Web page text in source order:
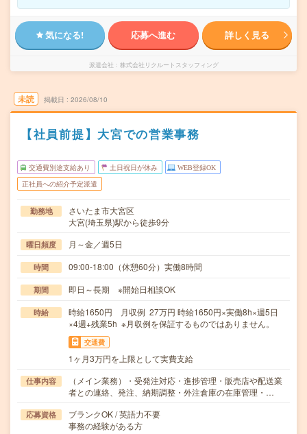
気になる! 応募へ進む 詳しく見る
派遣会社 株式会社リクルートスタッフィング
未読 掲載日 2026/08/10
【社員前提】大宮での営業事務
交通費別途支給あり 土日祝日が休み WEB登録OK
正社員への紹介予定派遣
勤務地
さいたま市大宮区
大宮(埼玉県)駅から徒歩9分
曜日頻度 月～金／週5日
時間 09:00-18:00（休憩60分）実働8時間
期間 即日～長期 ※開始日相談OK
時給
時給1650円 月収例 27万円 時給1650円×実働8h×週5日
×4週+残業5h ※月収例を保証するものではありません。
交通費
1ヶ月3万円を上限として実費支給
仕事内容
（メイン業務）・受発注対応・進捗管理・販売店や配送業
者との連絡、発注、納期調整・外注倉庫の在庫管理・…
応募資格
ブランクOK / 英語力不要
事務の経験がある方